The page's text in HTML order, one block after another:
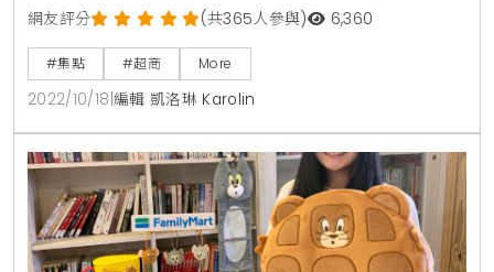
400點+399元、2000點+349元2、體重計 400點
+499元、2000點+399元3、絨毛抱枕毯(共2款，可挑
款) 400點+699元、2000點+599元4、傑利鼠寵物摺
疊碗 400點+299元、2000點+229元5、寵物外出包
400點+599元、2000點+549元全
網友評分 (共365人參與) 6,360
#集點 #超商 More
2022/10/18 編輯 凱洛琳 Karolin